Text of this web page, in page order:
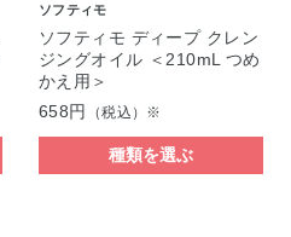
ソフティモ
ソフティモ ディープ クレン
ジングオイル ＜210mL つめ
かえ用＞
658円
（税込）※
種類を選ぶ